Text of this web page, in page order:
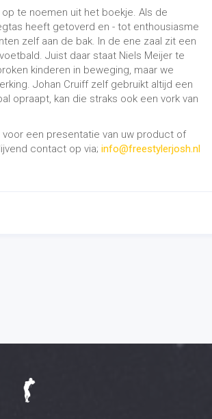
te noemen uit het boekje. Als de
heeft getoverd en - tot enthousiasme
zelf aan de bak. In de ene zaal zit een
Juist daar staat Niels Meijer te
kinderen in beweging, maar we
Johan Cruiff zelf gebruikt altijd een
opraapt, kan die straks ook een vork van
een presentatie van uw product of
contact op via; info@freestylerjosh.nl